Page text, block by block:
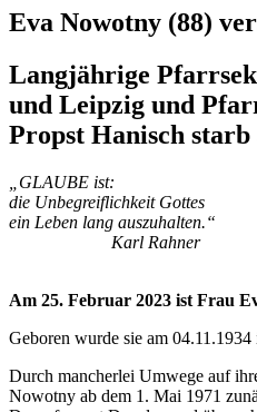
Eva Nowotny (88)
Langjährige
und Leipzig und
Propst Hanisch
„GLAUBE ist:
die Unbegreiflichkeit Gottes
ein Leben lang auszuhalten.“
Karl Rahner
Am 25. Februar 2023 ist Frau
Geboren wurde sie am 04.11.1934
Durch mancherlei Umwege auf
Nowotny ab dem 1. Mai 1971